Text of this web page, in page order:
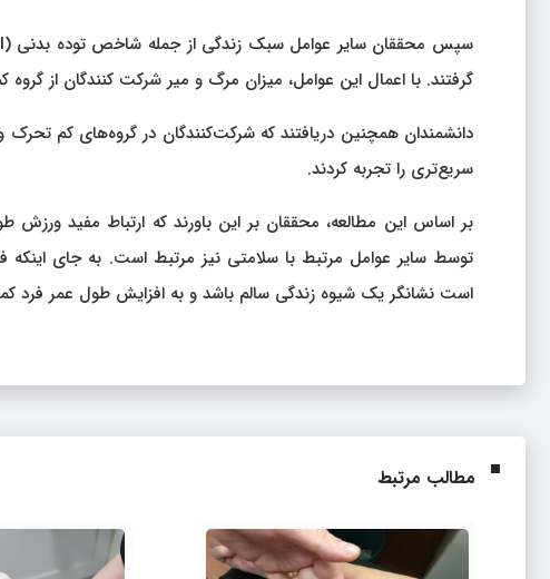
گرفتند. با اعمال این عوامل، میزان مرگ و میر شرکت کنندگان از گروه کم تحرک به
دانشمندان همچنین دریافتند که شرکت‌کنندگان در گروه‌های کم تحرک
سریع‌تری را تجربه کردند.
بر اساس این مطالعه، محققان بر این باورند که ارتباط مفید
توسط سایر عوامل مرتبط با سلامتی نیز مرتبط است. به جای
است نشانگر یک شیوه زندگی سالم باشد و به افزایش طول عمر فرد
مطالب مرتبط